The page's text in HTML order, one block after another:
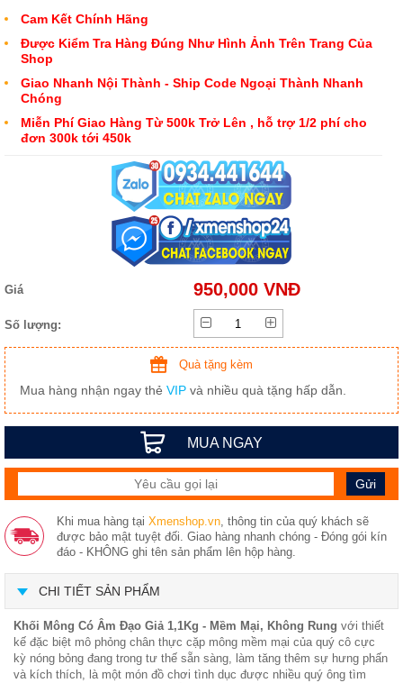
Cam Kết Chính Hãng
Được Kiểm Tra Hàng Đúng Như Hình Ảnh Trên Trang Của
Shop
Giao Nhanh Nội Thành - Ship Code Ngoại Thành Nhanh
Chóng
Miễn Phí Giao Hàng Từ 500k Trở Lên , hỗ trợ 1/2 phí cho
đơn 300k tới 450k
Giá 950,000 VNĐ
Số lượng:
Quà tặng kèm
Mua hàng nhận ngay thẻ VIP và nhiều quà tặng hấp dẫn.
MUA NGAY
Khi mua hàng tại Xmenshop.vn, thông tin của quý khách sẽ
được bảo mật tuyệt đối. Giao hàng nhanh chóng - Đóng gói kín
đáo - KHÔNG ghi tên sản phẩm lên hộp hàng.
CHI TIẾT SẢN PHẨM
Khối Mông Có Âm Đạo Giả 1,1Kg - Mềm Mại, Không Rung với thiết
kế đặc biệt mô phỏng chân thực cặp mông mềm mại của quý cô cực
kỳ nóng bỏng đang trong tư thế sẵn sàng, làm tăng thêm sự hưng phấn
và kích thích, là một món đồ chơi tình dục được nhiều quý ông tìm